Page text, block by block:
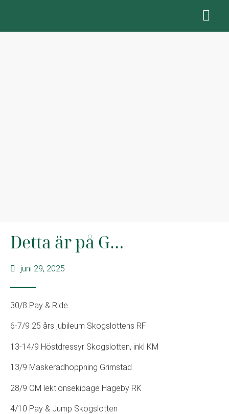
Detta är på G…
juni 29, 2025
30/8 Pay & Ride
6-7/9 25 års jubileum Skogslottens RF
13-14/9 Höstdressyr Skogslotten, inkl KM
13/9 Maskeradhoppning Grimstad
28/9 ÖM lektionsekipage Hageby RK
4/10 Pay & Jump Skogslotten